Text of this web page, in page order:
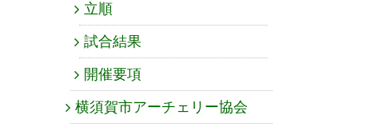
立順
試合結果
開催要項
横須賀市アーチェリー協会